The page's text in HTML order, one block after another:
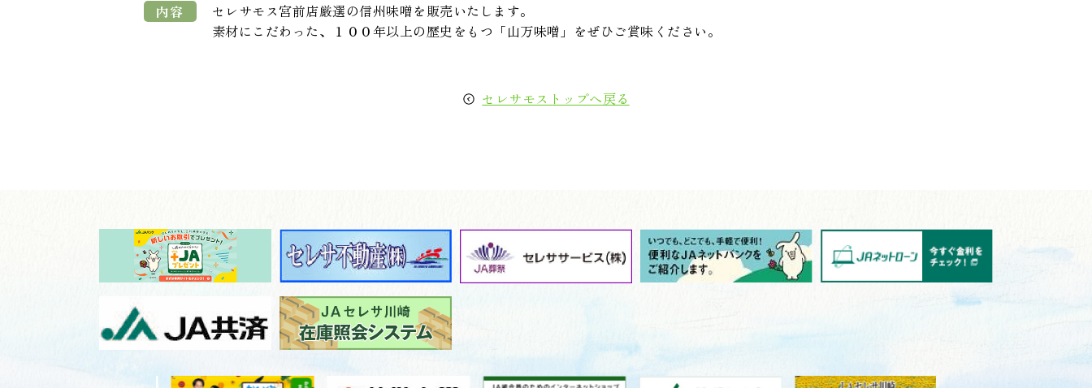
内容
セレサモス宮前店厳選の信州味噌を販売いたします。
素材にこだわった、１００年以上の歴史をもつ「山万味噌」をぜひご賞味ください。
セレサモストップへ戻る